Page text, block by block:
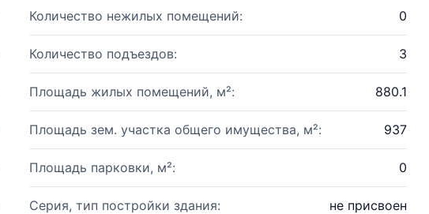
Количество нежилых помещений: 0
Количество подъездов: 3
Площадь жилых помещений, м²: 880.1
Площадь зем. участка общего имущества, м²: 937
Площадь парковки, м²: 0
Серия, тип постройки здания: не присвоен